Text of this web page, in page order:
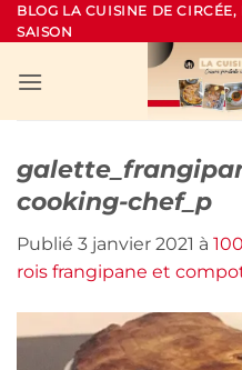
Passer
au
BLOG LA CUISINE DE
SAISON
cooking-chef_p
Publié 3 janvier 2021 à
rois frangipane et